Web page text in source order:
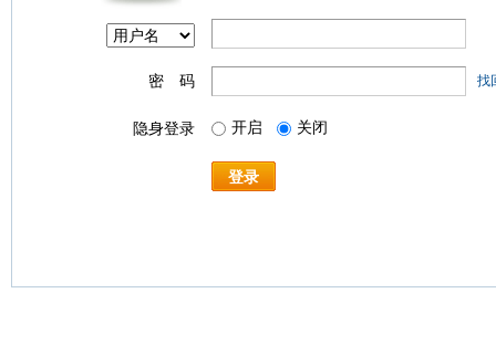
密 码 找
隐身登录 开启 关闭
登录